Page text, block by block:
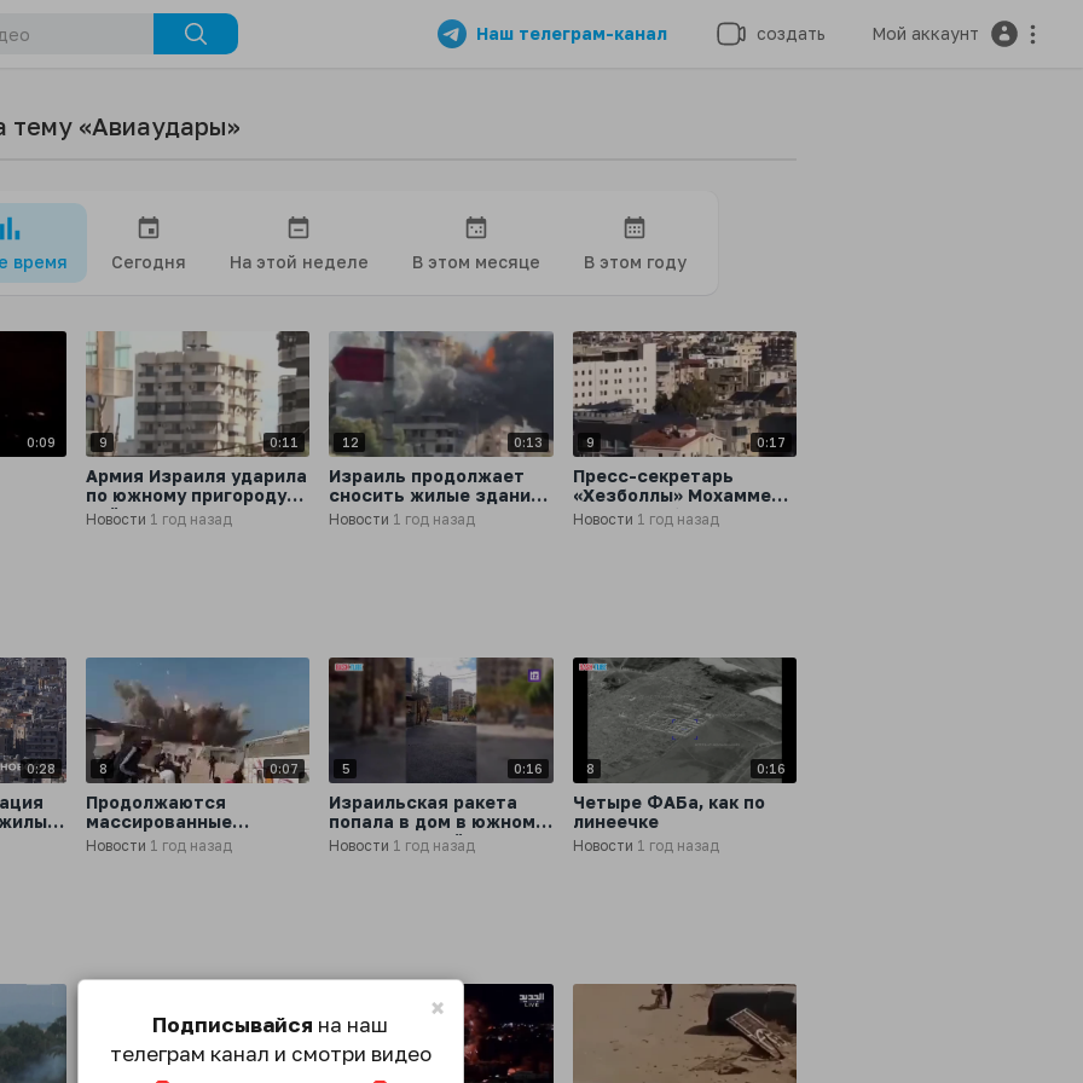
Наш телеграм-канал создать Мой аккаунт
тему «Авиаудары»
время Сегодня На этой неделе В этом месяце В этом году
0:09 9 0:11
Армия Израиля ударила
по южному пригороду
Бейрута: полностью
уничтожен
Новости 1 год назад
12 0:13
Израиль продолжает
сносить жилые здания
в столице Ливана
Бейруте с помощью
Новости 1 год назад
9 0:17
Пресс-секретарь
«Хезболлы» Мохаммед
Афиф погиб в
результате
Новости 1 год назад
0:28 8 0:07
Продолжаются
массированные
авиаудары Израиля и
по сектору Газа
Новости 1 год назад
5 0:16
Израильская ракета
попала в дом в южном
пригороде Бейрута
Новости 1 год назад
8 0:16
Четыре ФАБа, как по
линеечке
Новости 1 год назад
×
Подписывайся на наш
телеграм канал и смотри видео